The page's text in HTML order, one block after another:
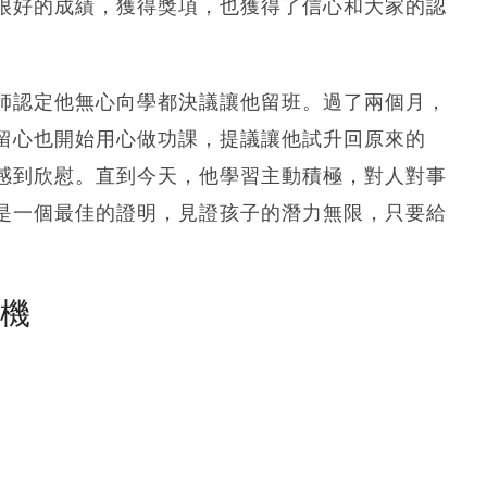
的成績，獲得獎項，也獲得了信心和大家的認
定他無心向學都決議讓他留班。過了兩個月，
也開始用心做功課，提議讓他試升回原來的
欣慰。直到今天，他學習主動積極，對人對事
個最佳的證明，見證孩子的潛力無限，只要給